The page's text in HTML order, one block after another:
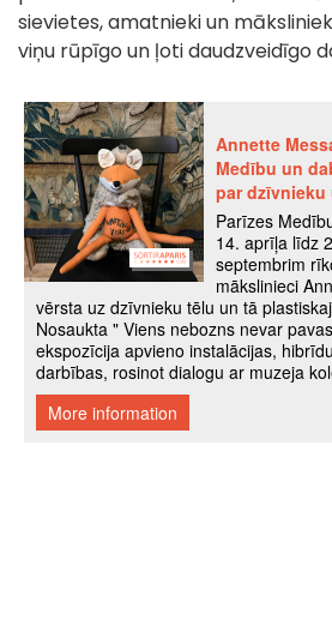
sievietes, amatnieki un
viņu rūpīgo un ļoti daudzveidīgo